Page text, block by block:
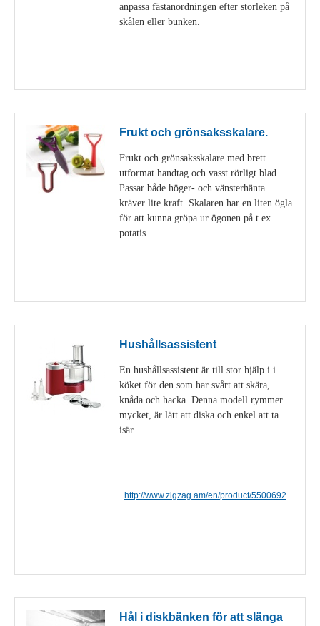
anpassa fästanordningen efter storleken på
skålen eller bunken.
Frukt och grönsaksskalare.
Frukt och grönsaksskalare med brett
utformat handtag och vasst rörligt blad.
Passar både höger- och vänsterhänta.
kräver lite kraft. Skalaren har en liten ögla
för att kunna gröpa ur ögonen på t.ex.
potatis.
Hushållsassistent
En hushållsassistent är till stor hjälp i i
köket för den som har svårt att skära,
knåda och hacka. Denna modell rymmer
mycket, är lätt att diska och enkel att ta
isär.
http://www.zigzag.am/en/product/5500692
Hål i diskbänken för att slänga